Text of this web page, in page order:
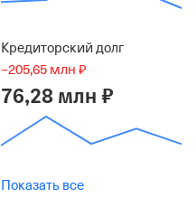
23 декабря 1998
Краткое название
ООО НПП "КТ"
394036, г Воронеж, ул
Кредиторский долг
−205,65 млн ₽
76,28 млн ₽
Показать все